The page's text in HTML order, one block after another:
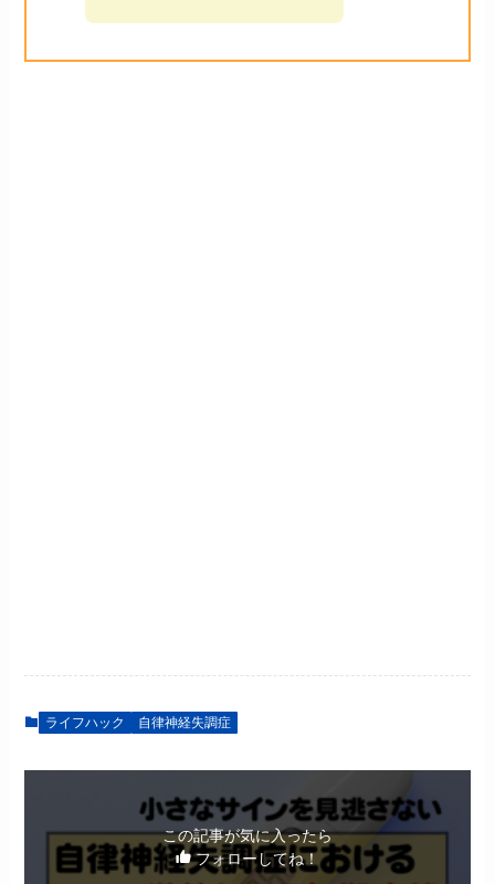
ライフハック 自律神経失調症
この記事が気に入ったら
フォローしてね！